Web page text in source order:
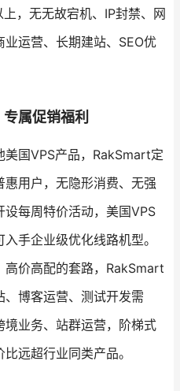
，无无故宕机、IP封禁、网
运营、长期建站、SEO优
属促销福利
国VPS产品，RakSmart定
用户，无隐形消费、无强
每周特价活动，美国VPS
手企业级优化线路机型。
高价高配的套路，RakSmart
博客运营、测试开发需
业务、站群运营，阶梯式
远超行业同类产品。